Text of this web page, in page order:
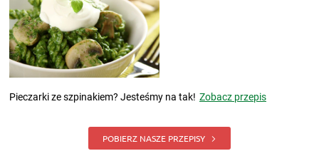
Pieczarki ze szpinakiem? Jesteśmy na tak! Zobacz przepis
POBIERZ NASZE PRZEPISY